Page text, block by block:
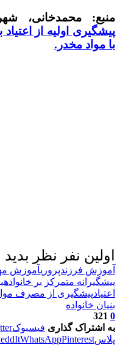
منبع: محمدخانی،
پیشگیری اولیه از اعتیاد
با مواد مخدر.
اولین نفر نظر بدید
آموزش فرزندپروریآموزش
پیشگیرانه متمرکز بر خانواده
اعتیادپیشگیری از مصرف مواد
بنیان خانواده
0
321
به اشتراک گذاری فیسبوک
پلاس
WhatsAppPinterest